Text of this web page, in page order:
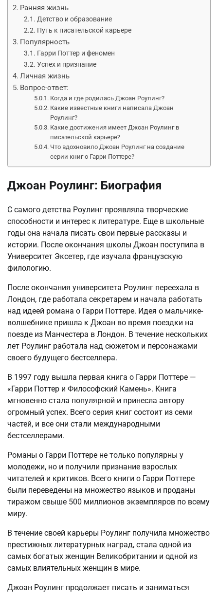
Ранняя жизнь
Детство и образование
Путь к писательской карьере
Популярность
Гарри Поттер и феномен
Успех и признание
Личная жизнь
Вопрос-ответ:
Когда и где родилась Джоан Роулинг?
Какие известные книги написала Джоан
Роулинг?
Какие достижения имеет Джоан Роулинг в
писательской карьере?
Что вдохновило Джоан Роулинг на создание
серии книг о Гарри Поттере?
Джоан Роулинг: Биография
С самого детства Роулинг проявляла творческие
способности и интерес к литературе. Еще в школьные
годы она начала писать свои первые рассказы и
истории. После окончания школы Джоан поступила в
Университет Эксетер, где изучала французскую
филологию.
После окончания университета Роулинг переехала в
Лондон, где работала секретарем и начала работать
над идеей романа о Гарри Поттере. Идея о мальчике-
волшебнике пришла к Джоан во время поездки на
поезде из Манчестера в Лондон. В течение нескольких
лет Роулинг работала над сюжетом и персонажами
своего будущего бестселлера.
В 1997 году вышла первая книга о Гарри Поттере —
«Гарри Поттер и Философский Камень». Книга
мгновенно стала популярной и принесла автору
огромный успех. Всего серия книг состоит из семи
частей, и все они стали международными
бестселлерами.
Романы о Гарри Поттере не только популярны у
молодежи, но и получили признание взрослых
читателей и критиков. Всего книги о Гарри Поттере
были переведены на множество языков и проданы
тиражом свыше 500 миллионов экземпляров по всему
миру.
В течение своей карьеры Роулинг получила множество
престижных литературных наград, стала одной из
самых богатых женщин Великобритании и одной из
самых влиятельных женщин в мире.
Джоан Роулинг продолжает писать и заниматься